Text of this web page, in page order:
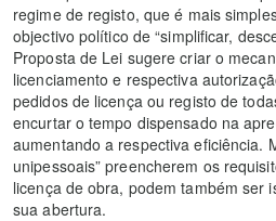
regime de registo, que é mais
objectivo político de “simplificar,
Proposta de Lei sugere criar o
licenciamento e respectiva
pedidos de licença ou registo de
encurtar o tempo dispensado na
aumentando a respectiva eficiência.
unipessoais” preencherem os
licença de obra, podem também ser
sua abertura.